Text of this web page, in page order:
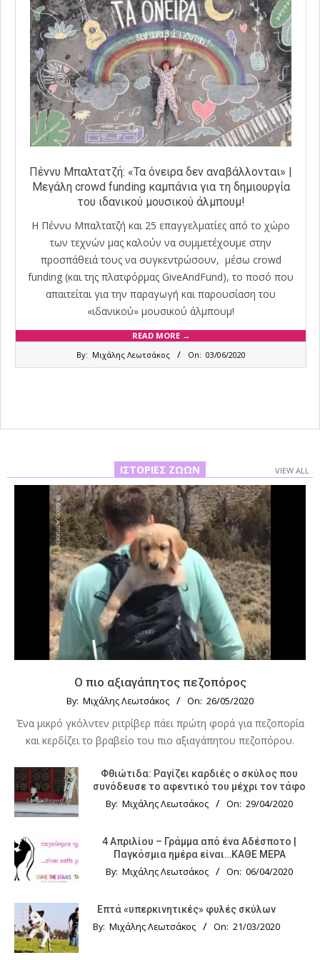
Πέννυ Μπαλτατζή: «Τα όνειρα δεν αναβάλλονται» |
Μεγάλη crowd funding καμπάνια για τη δημιουργία
του ιδανικού μουσικού άλμπουμ!
Η Πέννυ Μπαλτατζή και 25 επαγγελματίες από το χώρο
των τεχνών μας καλούν να συμμετέχουμε στην
προσπάθειά τους να συγκεντρώσουν, μέσω crowd
funding (και της πλατφόρμας GiveAndFund), το ποσό που
απαιτείται για την παραγωγή και παρουσίαση του
«ιδανικού» μουσικού άλμπουμ!
READ MORE →
By: Μιχάλης Λεωτσάκος On: 03/06/2020
ΙΣΤΟΡΊΕΣ ΖΏΩΝ VIEW ALL
Ο πιο αξιαγάπητος πεζοπόρος
By: Μιχάλης Λεωτσάκος On: 26/05/2020
Ένα μικρό γκόλντεν ριτρίβερ πάει πρώτη φορά για πεζοπορία
και κερδίζει το βραβείο του πιο αξιαγάπητου πεζοπόρου.
Φθιώτιδα: Ραγίζει καρδιές ο σκύλος που
συνόδευσε το αφεντικό του μέχρι τον τάφο
By: Μιχάλης Λεωτσάκος On: 29/04/2020
4 Απριλίου – Γράμμα από ένα Αδέσποτο |
Παγκόσμια ημέρα είναι…ΚΑΘΕ ΜΕΡΑ
By: Μιχάλης Λεωτσάκος On: 06/04/2020
Επτά «υπερκινητικές» φυλές σκύλων
By: Μιχάλης Λεωτσάκος On: 21/03/2020